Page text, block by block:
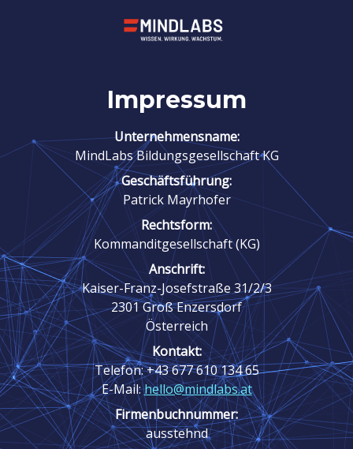
Impressum
Unternehmensname:
MindLabs Bildungsgesellschaft KG
Geschäftsführung:
Patrick Mayrhofer
Rechtsform:
Kommanditgesellschaft (KG)
Anschrift:
Kaiser-Franz-Josefstraße 31/2/3
2301 Groß Enzersdorf
Österreich
Kontakt:
Telefon: +43 677 610 134 65
E-Mail:hello@mindlabs.at
Firmenbuchnummer:
ausstehnd